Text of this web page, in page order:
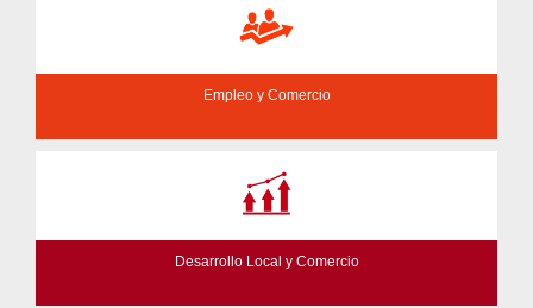
Empleo y Comercio
Desarrollo Local y Comercio